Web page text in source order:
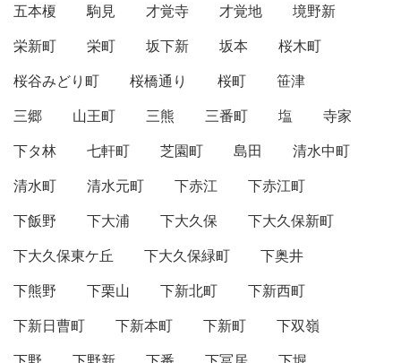
五本榎
駒見 才覚寺 才覚地
境野新
栄新町
栄町 坂下新 坂本
桜木町
桜谷みどり町
桜橋通り 桜町
笹津
三郷
山王町 三熊 三番町 塩
寺家
下タ林
七軒町 芝園町 島田
清水中町
清水町
清水元町 下赤江
下赤江町
下飯野
下大浦 下大久保
下大久保新町
下大久保東ケ丘
下大久保緑町
下奥井
下熊野
下栗山 下新北町
下新西町
下新日曹町
下新本町 下新町
下双嶺